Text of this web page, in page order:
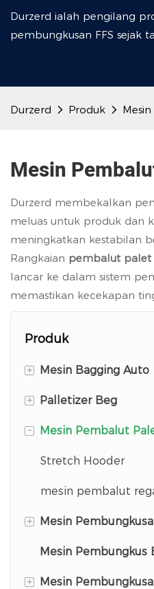
Durzerd ialah pengilang
pembungkusan FFS sejak
Durzerd Produk
Mesin
Durzerd membekalkan
meluas untuk produk dan
meningkatkan kestabilan
Rangkaian pembalut palet
lancar ke dalam sistem
memastikan kecekapan
Produk
+ Mesin Bagging Auto
Mesin Membuka
Mesin Bagging FFS
+ Palletizer Beg
Palletizer Aras
Robot Palletizer
- Mesin Pembalut
Stretch Hooder
mesin pembalut
+ Mesin
Mesin
Mesin Pembungkus
+ Mesin